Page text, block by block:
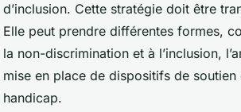
d’inclusion. Cette stratégie doit être
Elle peut prendre différentes formes,
la non-discrimination et à l’inclusion,
mise en place de dispositifs de
handicap.